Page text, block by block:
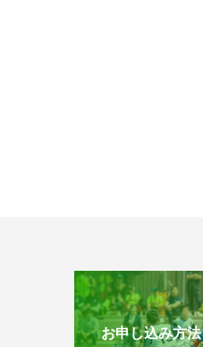
お申し込み方法